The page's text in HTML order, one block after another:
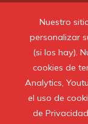
Nuestro
personalizar
(si los hay).
cookies de
Analytics,
el uso de
de
© 2020